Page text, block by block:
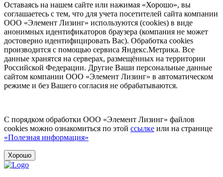
Оставаясь на нашем сайте или нажимая «Хорошо», вы
соглашаетесь с тем, что для учета посетителей сайта компании
ООО «Элемент Лизинг» используются (cookies) в виде
анонимных идентификаторов браузера (компания не может
достоверно идентифицировать Вас). Обработка cookies
производится с помощью сервиса Яндекс.Метрика. Все
данные хранятся на серверах, размещённых на территории
Российской Федерации. Другие Ваши персональные данные
сайтом компании ООО «Элемент Лизинг» в автоматическом
режиме и без Вашего согласия не обрабатываются.
С порядком обработки ООО «Элемент Лизинг» файлов
cookies можно ознакомиться по этой ссылке или на странице
«Полезная информация»
Хорошо